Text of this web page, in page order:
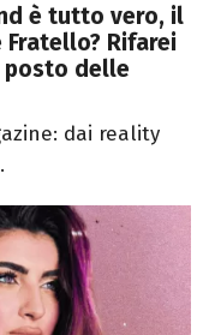
è tutto vero, il
Rifarei
delle
dai reality